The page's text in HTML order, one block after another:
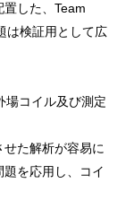
した、Team
は検証用として広
場コイル及び測定
た解析が容易に
を応用し、コイ